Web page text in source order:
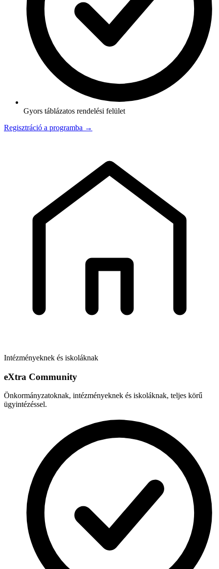
Gyors táblázatos rendelési felület
Regisztráció a programba →
Intézményeknek és iskoláknak
eXtra Community
Önkormányzatoknak, intézményeknek és iskoláknak, teljes körű
ügyintézéssel.